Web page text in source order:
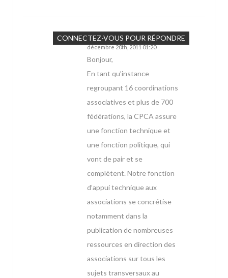
Marie
décembre 20th, 2011 01:20
CONNECTEZ-VOUS POUR RÉPONDRE
Bonjour,
En tant qu’instance
regroupant 16 coordinations
associatives et plus de 700
fédérations, la CPCA assure
une fonction technique et
une fonction politique, qui
vont de pair et se
complètent. Notre fonction
d’appui technique aux
associations se concrétise
notamment dans la
publication de nombreuses
ressources en direction des
associations sur tous les
sujets transversaux au